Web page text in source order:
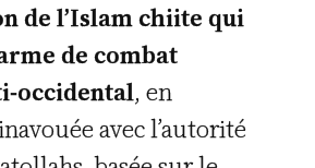
de l’Islam chiite qui
de combat
occidental, en
avec l’autorité